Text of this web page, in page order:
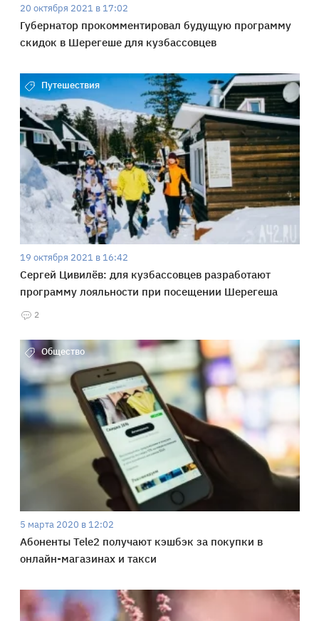
20 октября 2021 в 17:02
Губернатор прокомментировал будущую программу
скидок в Шерегеше для кузбассовцев
Путешествия
19 октября 2021 в 16:42
Сергей Цивилёв: для кузбассовцев разработают
программу лояльности при посещении Шерегеша
2
Общество
5 марта 2020 в 12:02
Абоненты Tele2 получают кэшбэк за покупки в
онлайн-магазинах и такси